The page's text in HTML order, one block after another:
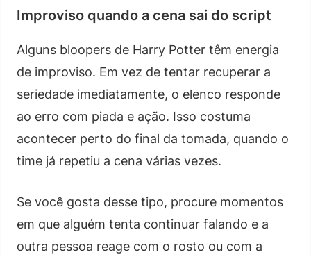
Improviso quando a cena sai do script
Alguns bloopers de Harry Potter têm energia
de improviso. Em vez de tentar recuperar a
seriedade imediatamente, o elenco responde
ao erro com piada e ação. Isso costuma
acontecer perto do final da tomada, quando o
time já repetiu a cena várias vezes.
Se você gosta desse tipo, procure momentos
em que alguém tenta continuar falando e a
outra pessoa reage com o rosto ou com a